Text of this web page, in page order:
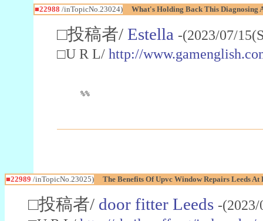
■22988 /inTopicNo.23024) What's Holding Back This Diagnosing
□投稿者/ Estella -(2023/07/
□U R L/ http://
%%
■22989 /inTopicNo.23025) The Benefits Of Upvc Window Repairs Leeds
□投稿者/ door fitter Leeds -